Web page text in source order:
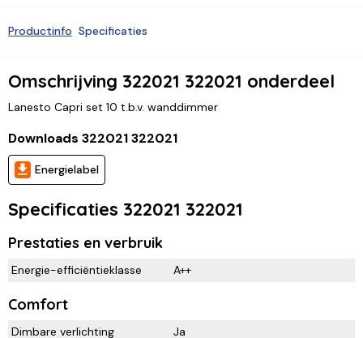
Productinfo Specificaties
Omschrijving 322021 322021 onderdeel
Lanesto Capri set 10 t.b.v. wanddimmer
Downloads 322021 322021
Energielabel
Specificaties 322021 322021
Prestaties en verbruik
Energie-efficiëntieklasse A++
Comfort
Dimbare verlichting Ja